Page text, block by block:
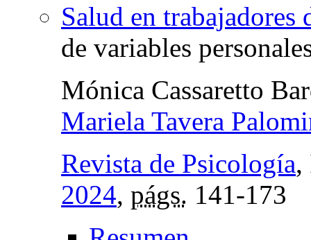
Salud en trabajadores
de variables
Mónica Cassaretto
Mariela Tavera
Revista de Psicología,
2024, págs. 141-173